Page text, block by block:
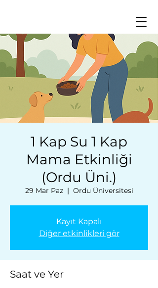
1 Kap Su 1 Kap
Mama Etkinliği
(Ordu Üni.)
29 Mar Paz
  |
Ordu Üniversitesi
Kayıt Kapalı
Diğer etkinlikleri gör
Saat ve Yer